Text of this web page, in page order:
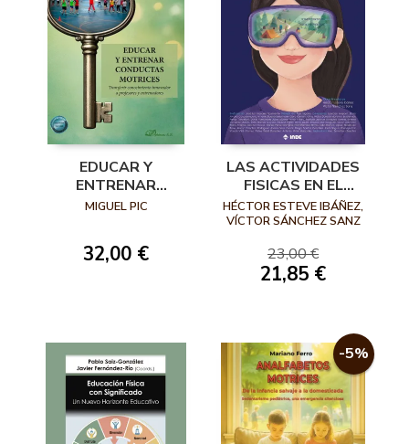
EDUCAR Y
ENTRENAR
CONDUCTAS
MIGUEL PIC
32,00 €
LAS ACTIVIDADES
FISICAS EN EL
MEDIO NATURAL,
INNOVACION
EDUCACIÓN
HÉCTOR ESTEVE IBÁÑEZ,
VÍCTOR SÁNCHEZ SANZ
23,00 €
21,85 €
-5%